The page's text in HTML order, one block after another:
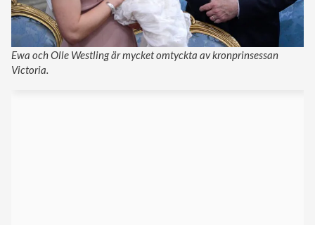
Ewa och Olle Westling är mycket omtyckta av kronprinsessan
Victoria.